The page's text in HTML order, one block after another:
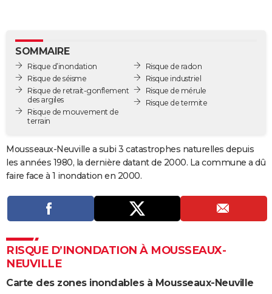
GUIDES D'ACHAT
BONS PLANS
CARTE DE VOEUX
Carte de Noël
Carte Bonne année
Carte Saint-Valentin
Carte Pâques
Carte d'anniversaire
DICTIONNAIRE
COPAINS D'AVANT
SOMMAIRE
Risque d’inondation
Risque de séisme
Risque de retrait-gonflement
des argiles
Risque de mouvement de
terrain
Risque de radon
Risque industriel
Risque de mérule
Risque de termite
Mousseaux-Neuville a subi 3 catastrophes naturelles depuis
les années 1980, la dernière datant de 2000. La commune a dû
faire face à 1 inondation en 2000.
RISQUE D’INONDATION À MOUSSEAUX-
NEUVILLE
Carte des zones inondables à Mousseaux-Neuville